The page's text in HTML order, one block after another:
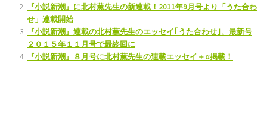
『小説新潮』に北村薫先生の新連載！2011年9月号より「うた合わ
せ」連載開始
『小説新潮』連載の北村薫先生のエッセイ｢うた合わせ｣、最新号
２０１５年１１月号で最終回に
『小説新潮』８月号に北村薫先生の連載エッセイ＋α掲載！